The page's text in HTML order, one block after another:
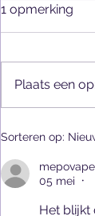
Ik ga het
mijn eigen
hoe?
1 opmerking
Plaats een
Sorteren op:
05 mei
•
Het blijkt